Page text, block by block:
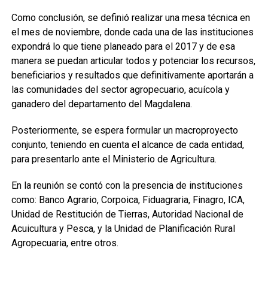
Como conclusión, se definió realizar una mesa técnica en
el mes de noviembre, donde cada una de las instituciones
expondrá lo que tiene planeado para el 2017 y de esa
manera se puedan articular todos y potenciar los recursos,
beneficiarios y resultados que definitivamente aportarán a
las comunidades del sector agropecuario, acuícola y
ganadero del departamento del Magdalena.
Posteriormente, se espera formular un macroproyecto
conjunto, teniendo en cuenta el alcance de cada entidad,
para presentarlo ante el Ministerio de Agricultura.
En la reunión se contó con la presencia de instituciones
como: Banco Agrario, Corpoica, Fiduagraria, Finagro, ICA,
Unidad de Restitución de Tierras, Autoridad Nacional de
Acuicultura y Pesca, y la Unidad de Planificación Rural
Agropecuaria, entre otros.